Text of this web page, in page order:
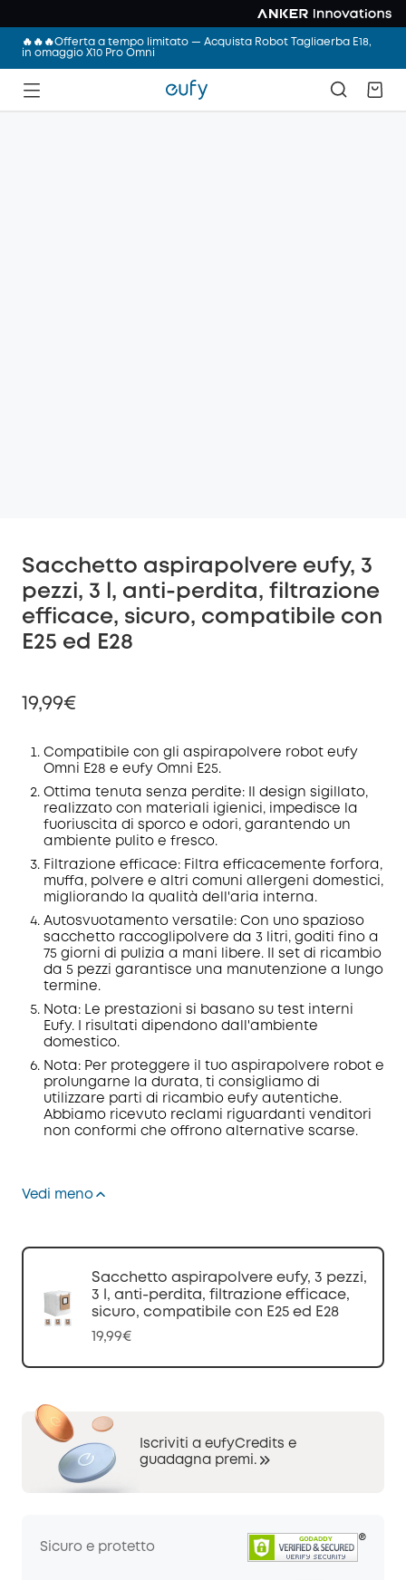
🔥🔥🔥Offerta a tempo limitato — Acquista Robot Tagliaerba E18,
in omaggio X10 Pro Omni
Sacchetto aspirapolvere eufy, 3
pezzi, 3 l, anti-perdita, filtrazione
efficace, sicuro, compatibile con
E25 ed E28
19,99€
di sconto
Codice:
COPIA
Compatibile con gli aspirapolvere robot eufy
Omni E28 e eufy Omni E25.
Ottima tenuta senza perdite: Il design sigillato,
realizzato con materiali igienici, impedisce la
fuoriuscita di sporco e odori, garantendo un
ambiente pulito e fresco.
Filtrazione efficace: Filtra efficacemente forfora,
muffa, polvere e altri comuni allergeni domestici,
migliorando la qualità dell'aria interna.
Autosvuotamento versatile: Con uno spazioso
sacchetto raccoglipolvere da 3 litri, goditi fino a
75 giorni di pulizia a mani libere. Il set di ricambio
da 5 pezzi garantisce una manutenzione a lungo
termine.
Nota: Le prestazioni si basano su test interni
Eufy. I risultati dipendono dall'ambiente
domestico.
Nota: Per proteggere il tuo aspirapolvere robot e
prolungarne la durata, ti consigliamo di
utilizzare parti di ricambio eufy autentiche.
Abbiamo ricevuto reclami riguardanti venditori
non conformi che offrono alternative scarse.
Vedi meno
Sacchetto aspirapolvere eufy, 3 pezzi,
3 l, anti-perdita, filtrazione efficace,
sicuro, compatibile con E25 ed E28
19,99€
Iscriviti a eufyCredits e
guadagna premi.
Sicuro e protetto